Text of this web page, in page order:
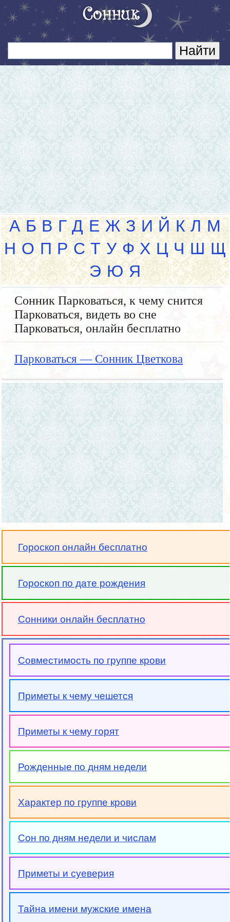
А Б В Г Д Е Ж З И Й К Л М
Н О П Р С Т У Ф Х Ц Ч Ш Щ
Э Ю Я
Сонник Парковаться, к чему снится
Парковаться, видеть во сне
Парковаться, онлайн бесплатно
Парковаться — Сонник Цветкова
Гороскоп онлайн бесплатно
Гороскоп по дате рождения
Сонники онлайн бесплатно
Совместимость по группе крови
Приметы к чему чешется
Приметы к чему горят
Рожденные по дням недели
Характер по группе крови
Сон по дням недели и числам
Приметы и суеверия
Тайна имени мужские имена